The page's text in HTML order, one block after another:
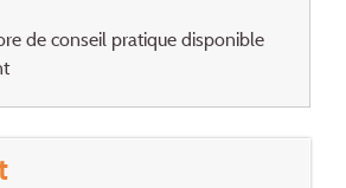
de conseil pratique disponible